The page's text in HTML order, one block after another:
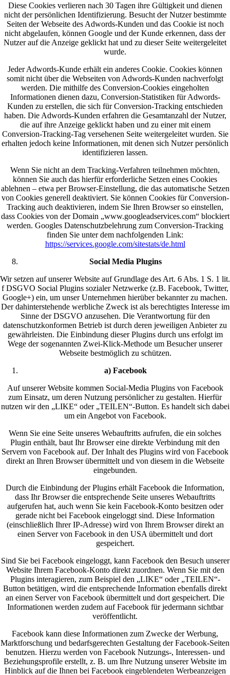
Diese Cookies verlieren nach 30 Tagen ihre Gültigkeit und dienen
nicht der persönlichen Identifizierung. Besucht der Nutzer bestimmte
Seiten der Webseite des Adwords-Kunden und das Cookie ist noch
nicht abgelaufen, können Google und der Kunde erkennen, dass der
Nutzer auf die Anzeige geklickt hat und zu dieser Seite weitergeleitet
wurde.
Jeder Adwords-Kunde erhält ein anderes Cookie. Cookies können
somit nicht über die Webseiten von Adwords-Kunden nachverfolgt
werden. Die mithilfe des Conversion-Cookies eingeholten
Informationen dienen dazu, Conversion-Statistiken für Adwords-
Kunden zu erstellen, die sich für Conversion-Tracking entschieden
haben. Die Adwords-Kunden erfahren die Gesamtanzahl der Nutzer,
die auf ihre Anzeige geklickt haben und zu einer mit einem
Conversion-Tracking-Tag versehenen Seite weitergeleitet wurden. Sie
erhalten jedoch keine Informationen, mit denen sich Nutzer persönlich
identifizieren lassen.
Wenn Sie nicht an dem Tracking-Verfahren teilnehmen möchten,
können Sie auch das hierfür erforderliche Setzen eines Cookies
ablehnen – etwa per Browser-Einstellung, die das automatische Setzen
von Cookies generell deaktiviert. Sie können Cookies für Conversion-
Tracking auch deaktivieren, indem Sie Ihren Browser so einstellen,
dass Cookies von der Domain „www.googleadservices.com“ blockiert
werden. Googles Datenschutzbelehrung zum Conversion-Tracking
finden Sie unter dem nachfolgenden Link:
https://services.google.com/sitestats/de.html
Social Media Plugins
Wir setzen auf unserer Website auf Grundlage des Art. 6 Abs. 1 S. 1 lit.
f DSGVO Social Plugins sozialer Netzwerke (z.B. Facebook, Twitter,
Google+) ein, um unser Unternehmen hierüber bekannter zu machen.
Der dahinterstehende werbliche Zweck ist als berechtigtes Interesse im
Sinne der DSGVO anzusehen. Die Verantwortung für den
datenschutzkonformen Betrieb ist durch deren jeweiligen Anbieter zu
gewährleisten. Die Einbindung dieser Plugins durch uns erfolgt im
Wege der sogenannten Zwei-Klick-Methode um Besucher unserer
Webseite bestmöglich zu schützen.
a) Facebook
Auf unserer Website kommen Social-Media Plugins von Facebook
zum Einsatz, um deren Nutzung persönlicher zu gestalten. Hierfür
nutzen wir den „LIKE“ oder „TEILEN“-Button. Es handelt sich dabei
um ein Angebot von Facebook.
Wenn Sie eine Seite unseres Webauftritts aufrufen, die ein solches
Plugin enthält, baut Ihr Browser eine direkte Verbindung mit den
Servern von Facebook auf. Der Inhalt des Plugins wird von Facebook
direkt an Ihren Browser übermittelt und von diesem in die Webseite
eingebunden.
Durch die Einbindung der Plugins erhält Facebook die Information,
dass Ihr Browser die entsprechende Seite unseres Webauftritts
aufgerufen hat, auch wenn Sie kein Facebook-Konto besitzen oder
gerade nicht bei Facebook eingeloggt sind. Diese Information
(einschließlich Ihrer IP-Adresse) wird von Ihrem Browser direkt an
einen Server von Facebook in den USA übermittelt und dort
gespeichert.
Sind Sie bei Facebook eingeloggt, kann Facebook den Besuch unserer
Website Ihrem Facebook-Konto direkt zuordnen. Wenn Sie mit den
Plugins interagieren, zum Beispiel den „LIKE“ oder „TEILEN“-
Button betätigen, wird die entsprechende Information ebenfalls direkt
an einen Server von Facebook übermittelt und dort gespeichert. Die
Informationen werden zudem auf Facebook für jedermann sichtbar
veröffentlicht.
Facebook kann diese Informationen zum Zwecke der Werbung,
Marktforschung und bedarfsgerechten Gestaltung der Facebook-Seiten
benutzen. Hierzu werden von Facebook Nutzungs-, Interessen- und
Beziehungsprofile erstellt, z. B. um Ihre Nutzung unserer Website im
Hinblick auf die Ihnen bei Facebook eingeblendeten Werbeanzeigen